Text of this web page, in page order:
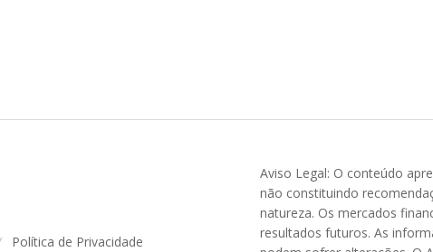
Política de Privacidade
Aviso Legal: O conteúdo
não constituindo
natureza. Os mercados
resultados futuros. As